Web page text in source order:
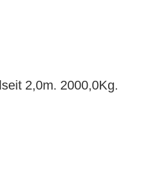
2,0m. 2000,0Kg.